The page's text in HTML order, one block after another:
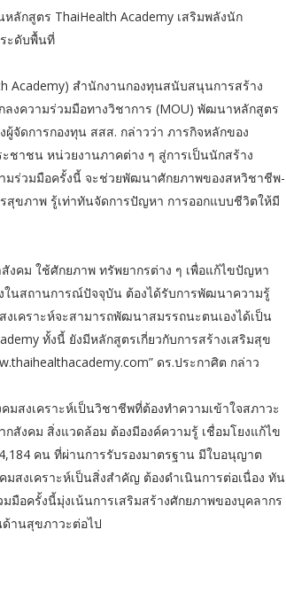
กสูตร ThaiHealth Academy เสริมพลังนัก
ะดับพื้นที่
Academy) สำนักงานกองทุนสนับสนุนการสร้าง
งความร่วมมือทางวิชาการ (MOU) พัฒนาหลักสูตร
จัดการกองทุน สสส. กล่าวว่า ภารกิจหลักของ
ชาชน หน่วยงานภาคต่าง ๆ สู่การเป็นนักสร้าง
มร่วมมือครั้งนี้ จะช่วยพัฒนาศักยภาพของสหวิชาชีพ-
สุขภาพ รู้เท่าทันจัดการปัญหา การออกแบบชีวิตให้มี
คม ใช้ศักยภาพ ทรัพยากรต่าง ๆ เพื่อแก้ไขปัญหา
ในสถานการณ์ปัจจุบัน ต้องได้รับการพัฒนาความรู้
เคราะห์จะสามารถพัฒนาสมรรถนะตนเองได้เป็น
ทั้งนี้ ยังมีหลักสูตรเกี่ยวกับการสร้างเสริมสุข
ดร.ประกาศิต กล่าว
สงเคราะห์เป็นวิชาชีพที่ต้องทำความเข้าใจสภาวะ
งคม สิ่งแวดล้อม ต้องมีองค์ความรู้ เชื่อมโยงแก้ไข
คน ที่ผ่านการรับรองมาตรฐาน มีใบอนุญาต
งเคราะห์เป็นสิ่งสำคัญ ต้องดำเนินการต่อเนื่อง ทัน
อครั้งนี้มุ่งเน้นการเสริมสร้างศักยภาพของบุคลากร
ด้านสุขภาวะต่อไป